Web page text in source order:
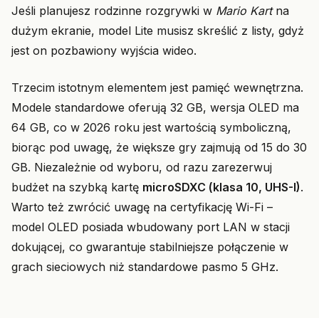
Jeśli planujesz rodzinne rozgrywki w Mario Kartna
dużym ekranie, model Lite musisz skreślić z listy, gdyż
jest on pozbawiony wyjścia wideo.
Trzecim istotnym elementem jest pamięć wewnętrzna.
Modele standardowe oferują 32 GB, wersja OLED ma
64 GB, co w 2026 roku jest wartością symboliczną,
biorąc pod uwagę, że większe gry zajmują od 15 do 30
GB. Niezależnie od wyboru, od razu zarezerwuj
budżet na szybką kartę microSDXC (klasa 10, UHS-I).
Warto też zwrócić uwagę na certyfikację Wi-Fi –
model OLED posiada wbudowany port LAN w stacji
dokującej, co gwarantuje stabilniejsze połączenie w
grach sieciowych niż standardowe pasmo 5 GHz.